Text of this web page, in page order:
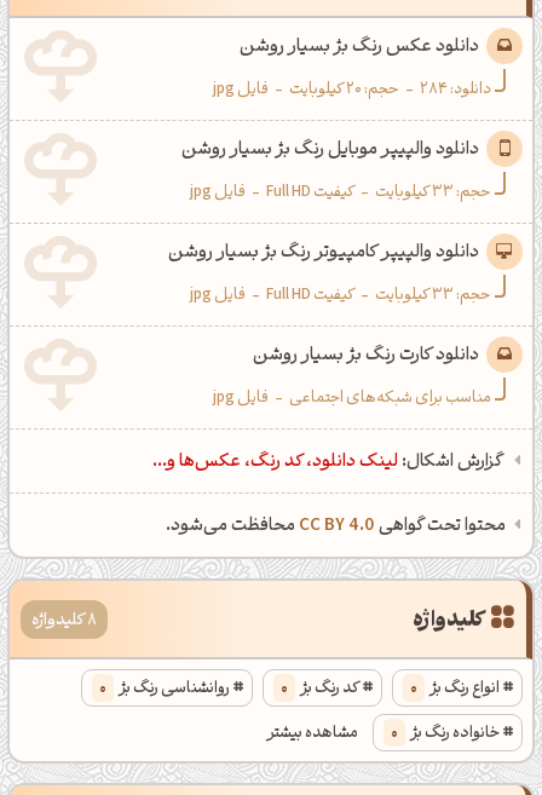
دانلود عکس رنگ بژ بسیار روشن
دانلود:284
- حجم: 20 کیلوبایت - فایل jpg
دانلود والپیپر موبایل رنگ بژ بسیار روشن
حجم: 33 کیلوبایت - کیفیت Full HD - فایل jpg
دانلود والپیپر کامپیوتر رنگ بژ بسیار روشن
حجم: 33 کیلوبایت - کیفیت Full HD - فایل jpg
دانلود کارت رنگ بژ بسیار روشن
مناسب برای شبکه‌های اجتماعی - فایل jpg
گزارش اشکال: لینک دانلود، کد رنگ، عکس‌ها و...
محتوا تحت گواهیCC BY 4.0 محافظت می‌شود.
کلیدواژه 8 کلیدواژه
انواع رنگ بژ 0 کد رنگ بژ 0 روانشناسی رنگ بژ 0
خانواده رنگ بژ 0
مشاهده بیشتر
انواع رنگ بژ بسیار 0 کد رنگ بژ بسیار 0